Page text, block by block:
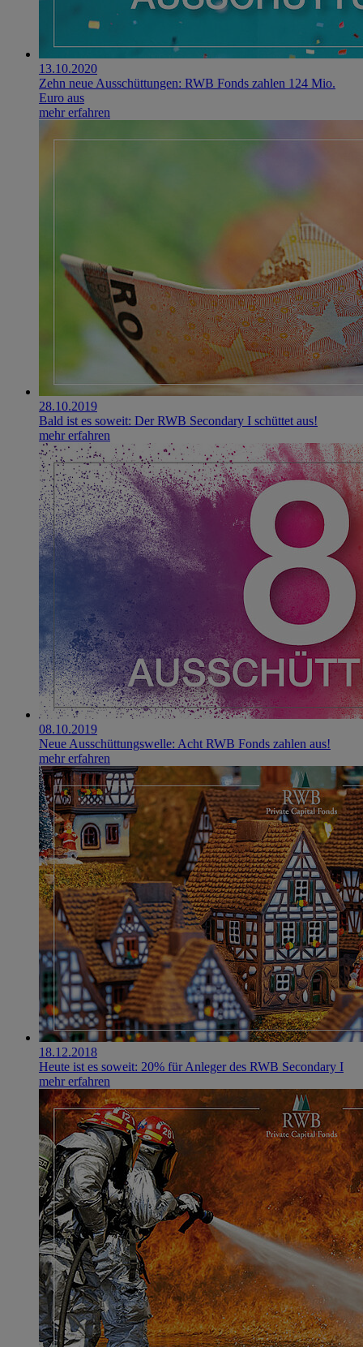
13.10.2020
Zehn neue Ausschüttungen: RWB Fonds zahlen 124 Mio.
Euro aus
mehr erfahren
28.10.2019
Bald ist es soweit: Der RWB Secondary I schüttet aus!
mehr erfahren
08.10.2019
Neue Ausschüttungswelle: Acht RWB Fonds zahlen aus!
mehr erfahren
18.12.2018
Heute ist es soweit: 20% für Anleger des RWB Secondary I
mehr erfahren